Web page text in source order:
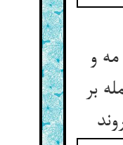
و
بر